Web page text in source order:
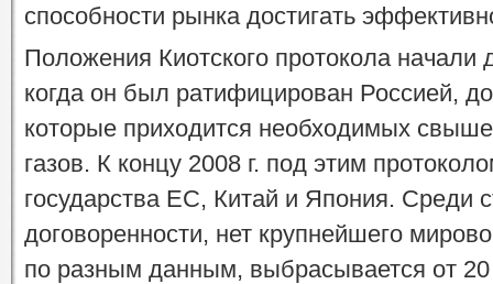
способности рынка достигать
Положения Киотского протокола начали
когда он был ратифицирован Россией,
которые приходится необходимых
газов. К концу 2008 г. под этим
государства ЕС, Китай и Япония. Среди
договоренности, нет крупнейшего
по разным данным, выбрасывается от